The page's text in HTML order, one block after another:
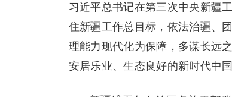
习近平总书记在第三次中央新疆
住新疆工作总目标，依法治疆、
理能力现代化为保障，多谋长远
安居乐业、生态良好的新时代中